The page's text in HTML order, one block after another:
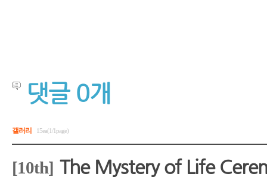
댓글 0개
갤러리 15ea(1/1page)
[10th] The Mystery of Life